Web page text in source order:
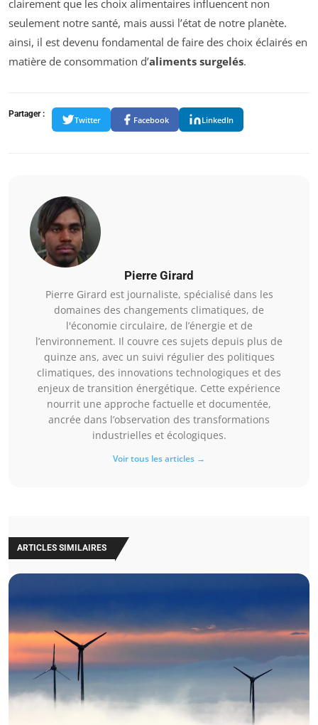
clairement que les choix alimentaires influencent non
seulement notre santé, mais aussi l’état de notre planète.
ainsi, il est devenu fondamental de faire des choix éclairés en
matière de consommation d’aliments surgelés.
Partager :
Twitter Facebook LinkedIn
Pierre Girard
Pierre Girard est journaliste, spécialisé dans les
domaines des changements climatiques, de
l'économie circulaire, de l’énergie et de
l’environnement. Il couvre ces sujets depuis plus de
quinze ans, avec un suivi régulier des politiques
climatiques, des innovations technologiques et des
enjeux de transition énergétique. Cette expérience
nourrit une approche factuelle et documentée,
ancrée dans l’observation des transformations
industrielles et écologiques.
Voir tous les articles →
ARTICLES SIMILAIRES